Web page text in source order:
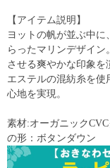
【アイテム説明】
ヨットの帆が並ぶ中
らったマリンデザイ
させる爽やかな印象を
エステルの混紡糸を
心地を実現。
素材:オーガニック
の形：ボタンダウン